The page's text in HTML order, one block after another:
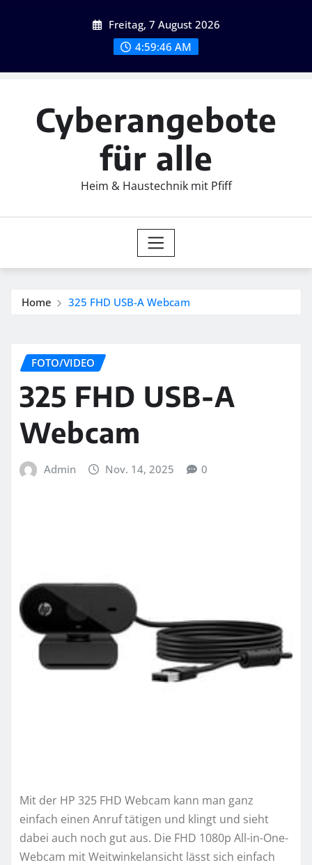
Freitag, 7 August 2026
4:59:47 AM
Cyberangebote
für alle
Heim & Haustechnik mit Pfiff
Home 325 FHD USB-A Webcam
FOTO/VIDEO
325 FHD USB-A
Webcam
Admin Nov. 14, 2025 0
Mit der HP 325 FHD Webcam kann man ganz
einfach einen Anruf tätigen und klingt und sieht
dabei auch noch gut aus. Die FHD 1080p All-in-One-
Webcam mit Weitwinkelansicht lässt sich einfach